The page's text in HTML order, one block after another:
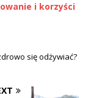
i korzyści
się odżywiać?